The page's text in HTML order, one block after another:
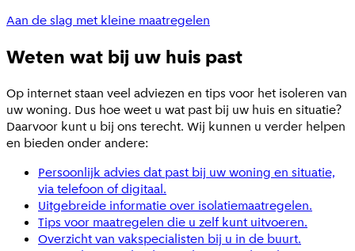
Aan de slag met kleine maatregelen
Weten wat bij uw huis past
Op internet staan veel adviezen en tips voor het isoleren van
uw woning. Dus hoe weet u wat past bij uw huis en situatie?
Daarvoor kunt u bij ons terecht. Wij kunnen u verder helpen
en bieden onder andere:
Persoonlijk advies dat past bij uw woning en situatie,
via telefoon of digitaal.
Uitgebreide informatie over isolatiemaatregelen.
Tips voor maatregelen die u zelf kunt uitvoeren.
Overzicht van vakspecialisten bij u in de buurt.